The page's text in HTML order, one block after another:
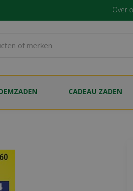
Over
CADEAU ZADEN